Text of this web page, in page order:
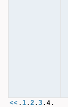
<< . 1 . 2 . 3 . 4 .